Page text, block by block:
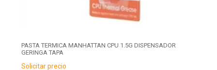
PASTA TERMICA MANHATTAN CPU 1.5G DISPENSADOR
GERINGA TAPA
Solicitar precio